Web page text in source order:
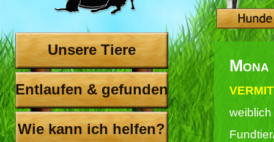
Unsere Tiere
Entlaufen & gefunden
Wie kann ich helfen?
Mona
weiblich